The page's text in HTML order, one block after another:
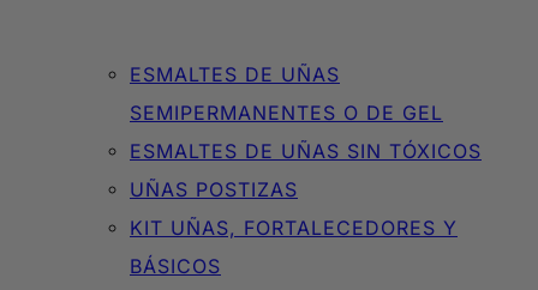
ESMALTES DE UÑAS
SEMIPERMANENTES O DE GEL
ESMALTES DE UÑAS SIN TÓXICOS
UÑAS POSTIZAS
KIT UÑAS, FORTALECEDORES Y
BÁSICOS